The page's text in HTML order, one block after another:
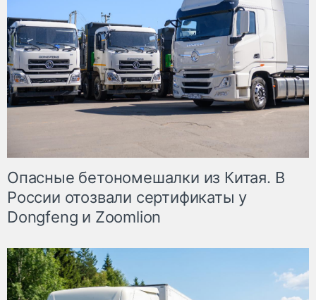
Опасные бетономешалки из Китая. В
России отозвали сертификаты у
Dongfeng и Zoomlion